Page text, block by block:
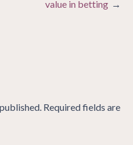
value in betting
Required fields are